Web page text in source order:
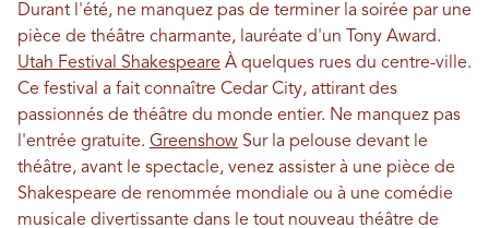
Durant l'été, ne manquez pas de terminer la soirée par une
pièce de théâtre charmante, lauréate d'un Tony Award.
Utah Festival Shakespeare À quelques rues du centre-ville.
Ce festival a fait connaître Cedar City, attirant des
passionnés de théâtre du monde entier. Ne manquez pas
l'entrée gratuite. Greenshow Sur la pelouse devant le
théâtre, avant le spectacle, venez assister à une pièce de
Shakespeare de renommée mondiale ou à une comédie
musicale divertissante dans le tout nouveau théâtre de